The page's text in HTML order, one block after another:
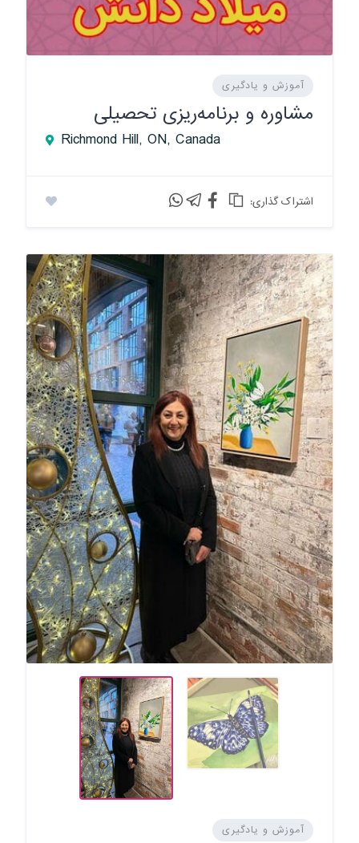
آموزش و یادگیری
مشاوره و برنامه‌ریزی تحصیلی
Richmond Hill, ON, Canada
:اشتراک گذاری
آموزش و یادگیری